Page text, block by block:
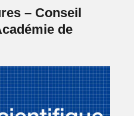
– Conseil
de